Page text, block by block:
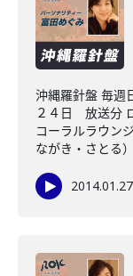
沖縄羅針盤 毎
２４日 放送分
コーラルラウン
ながき・さとる
2014.01.27